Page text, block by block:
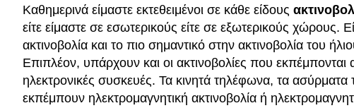
Καθημερινά είμαστε εκτεθειμένοι σε κάθε είδους
είτε είμαστε σε εσωτερικούς είτε σε εξωτερικούς χώρους.
ακτινοβολία και το πιο σημαντικό στην ακτινοβολία του
Επιπλέον, υπάρχουν και οι ακτινοβολίες που
ηλεκτρονικές συσκευές. Τα κινητά τηλέφωνα, τα
εκπέμπουν ηλεκτρομαγνητική ακτινοβολία ή